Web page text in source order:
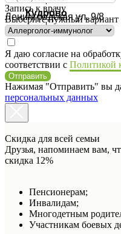
Кудрово
Ленинградская ул. 9/8
Запись к врачу
Выберите нужный вариант
Я даю согласие на
соответствии с Политикой
Отправить
Нажимая "Отправить" вы
персональных данных
Скидка для всей семьи
Друзья, напоминаем вам,
скидка 12%
Пенсионерам;
Инвалидам;
Многодетным
Участникам боевых